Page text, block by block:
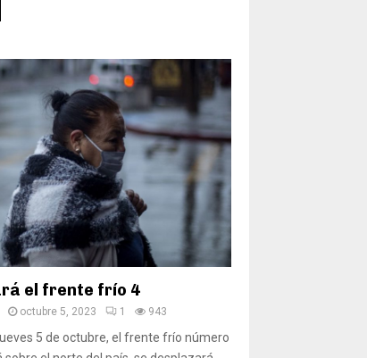
el frente frío 4
octubre 5, 2023 1 943
5 de octubre, el frente frío número